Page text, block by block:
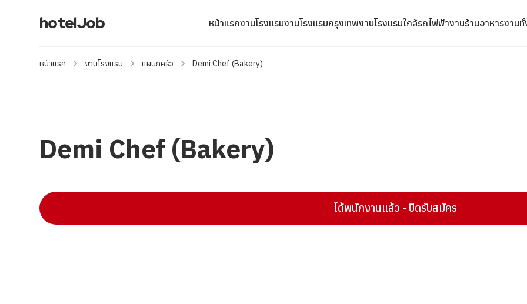
hotelJob หน้าแรกงานโรงแรมงานโรงแรมกรุงเทพงานโรงแรมใกล้รถไฟฟ้างานร้านอาหารงาน
หน้าแรก งานโรงแรม แผนกครัว Demi Chef (Bakery)
Demi Chef (Bakery)
ได้พนักงานแล้ว - ปิดรับสมัคร